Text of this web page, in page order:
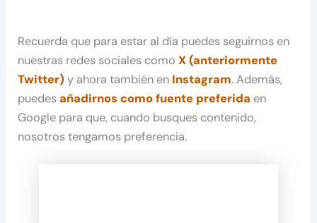
Recuerda que para estar al día puedes seguirnos en
nuestras redes sociales comoX (anteriormente
Twitter) y ahora también en Instagram. Además,
puedesañadirnos como fuente preferida en
Google para que, cuando busques contenido,
nosotros tengamos preferencia.